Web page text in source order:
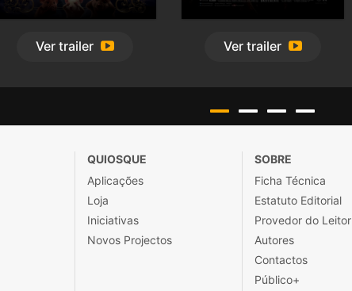
Ver trailer Ver trailer
QUIOSQUE
Aplicações
Loja
Iniciativas
Novos Projectos
SOBRE
Ficha Técnica
Estatuto Editorial
Provedor do Leitor
Autores
Contactos
Público+